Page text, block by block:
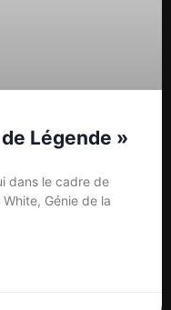
Légende »
dans le cadre de
Génie de la